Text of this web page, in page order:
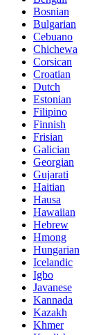
Bosnian
Bulgarian
Cebuano
Chichewa
Corsican
Croatian
Dutch
Estonian
Filipino
Finnish
Frisian
Galician
Georgian
Gujarati
Haitian
Hausa
Hawaiian
Hebrew
Hmong
Hungarian
Icelandic
Igbo
Javanese
Kannada
Kazakh
Khmer